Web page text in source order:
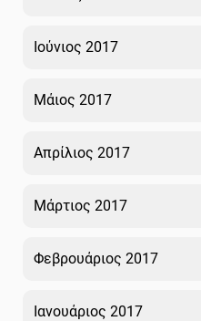
Ιούνιος 2017
Μάιος 2017
Απρίλιος 2017
Μάρτιος 2017
Φεβρουάριος 2017
Ιανουάριος 2017